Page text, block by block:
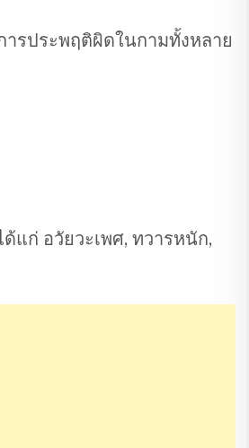
รประพฤติผิดในกามทั้งหลาย
แก่ อวัยวะเพศ, ทวารหนัก,